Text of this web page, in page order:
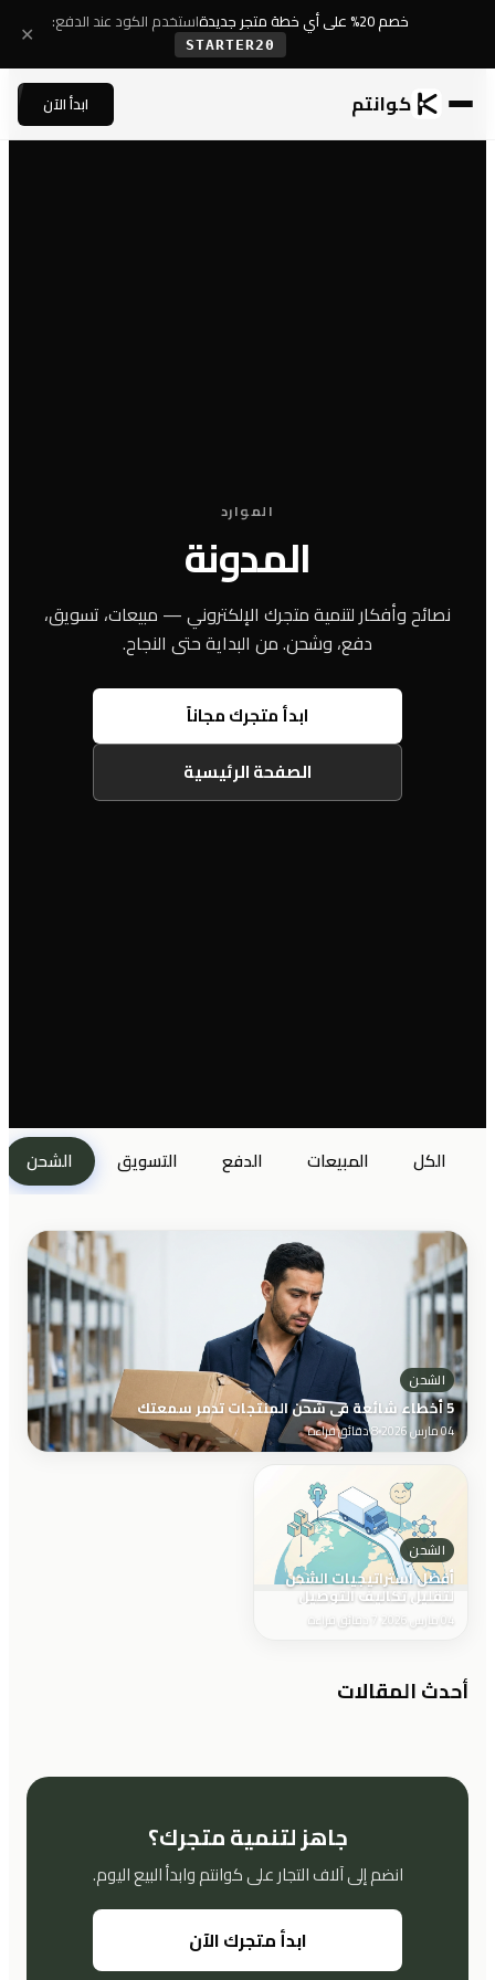
خصم 20% على أي خطة متجر جديدة استخدم الكود عند الدفع:
STARTER20
✕
كوانتم ابدأ الآن
الموارد
المدونة
نصائح وأفكار لتنمية متجرك الإلكتروني — مبيعات، تسويق،
دفع، وشحن. من البداية حتى النجاح.
ابدأ متجرك مجاناً
الصفحة الرئيسية
الكل المبيعات الدفع التسويق الشحن
الشحن
5 أخطاء شائعة في شحن المنتجات تدمر سمعتك
04 مارس 2026 8 دقائق قراءة
الشحن
أفضل استراتيجيات الشحن
لتقليل تكاليف التوصيل
وزيادة الرضا
04 مارس 2026
أحدث المقالات
جاهز لتنمية متجرك؟
انضم إلى آلاف التجار على كوانتم وابدأ البيع اليوم.
ابدأ متجرك الآن